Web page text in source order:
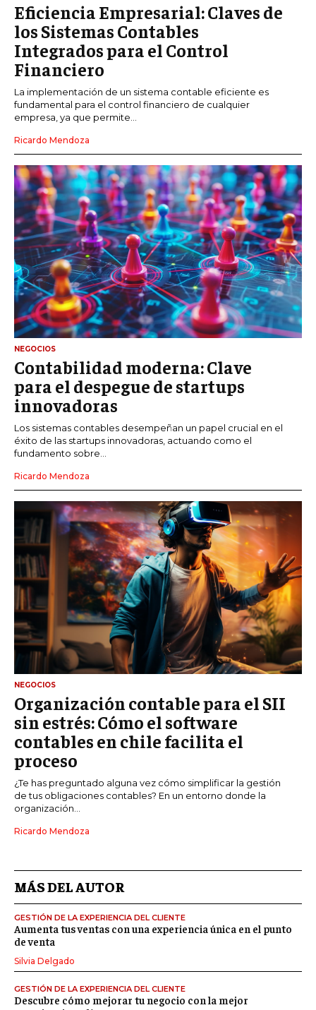
Eficiencia Empresarial: Claves de
los Sistemas Contables
Integrados para el Control
Financiero
La implementación de un sistema contable eficiente es
fundamental para el control financiero de cualquier
empresa, ya que permite...
Ricardo Mendoza
NEGOCIOS
Contabilidad moderna: Clave
para el despegue de startups
innovadoras
Los sistemas contables desempeñan un papel crucial en el
éxito de las startups innovadoras, actuando como el
fundamento sobre...
Ricardo Mendoza
NEGOCIOS
Organización contable para el SII
sin estrés: Cómo el software
contables en chile facilita el
proceso
¿Te has preguntado alguna vez cómo simplificar la gestión
de tus obligaciones contables? En un entorno donde la
organización...
Ricardo Mendoza
MÁS DEL AUTOR
GESTIÓN DE LA EXPERIENCIA DEL CLIENTE
Aumenta tus ventas con una experiencia única en el punto
de venta
Silvia Delgado
GESTIÓN DE LA EXPERIENCIA DEL CLIENTE
Descubre cómo mejorar tu negocio con la mejor